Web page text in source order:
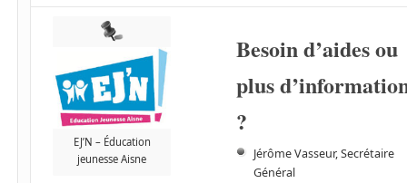
EJ’N – Éducation
jeunesse Aisne
Besoin d’aides ou
plus
?
Jérôme Vasseur, Secrétaire
Général